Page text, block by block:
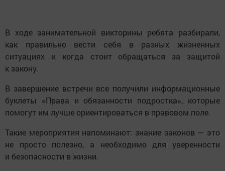
В ходе занимательной викторины ребята разбирали,
как правильно вести себя в разных жизненных
ситуациях и когда стоит обращаться за защитой
к закону.
В завершение встречи все получили информационные
буклеты «Права и обязанности подростка», которые
помогут им лучше ориентироваться в правовом поле.
Такие мероприятия напоминают: знание законов — это
не просто полезно, а необходимо для уверенности
и безопасности в жизни.